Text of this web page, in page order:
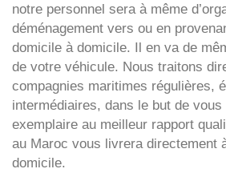
notre personnel sera à même
déménagement vers ou en
domicile à domicile. Il en va de
de votre véhicule. Nous traitons
compagnies maritimes régulières,
intermédiaires, dans le but de
exemplaire au meilleur rapport
au Maroc vous livrera directement
domicile.